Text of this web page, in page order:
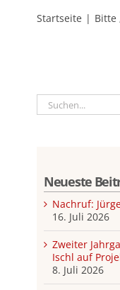
Startseite Bitte
Suche
nach:
Neueste
Nachruf:
16. Juli 2026
Zweiter
Ischl auf
8. Juli 2026